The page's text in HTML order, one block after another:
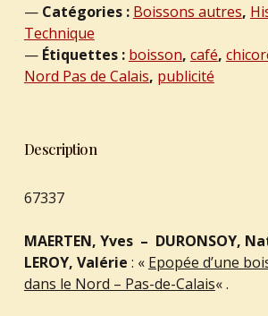
Catégories : Boissons autres,
Technique
Étiquettes : boisson, café,
Nord Pas de Calais, publicité
Description
67337
MAERTEN, Yves – DURONSOY,
LEROY, Valérie : « Epopée d’une
dans le Nord – Pas-de-Calais« .